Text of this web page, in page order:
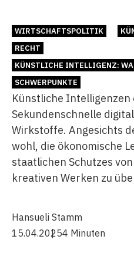
WIRTSCHAFTSPOLITIK
RECHT
KÜNSTLICHE INTELLIGENZ:
SCHWERPUNKTE
Künstliche
Sekundenschnelle
Wirkstoffe. Angesichts
wohl, die ökonomische
staatlichen Schutzes
kreativen Werken zu
Hansueli Stamm
15.04.20254 Minuten